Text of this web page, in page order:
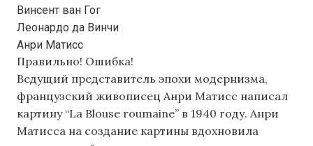
Винсент ван Гог
Леонардо да Винчи
Анри Матисс
Правильно! Ошибка!
Ведущий представитель эпохи модернизма,
французский живописец Анри Матисс написал
картину “La Blouse roumaine” в 1940 году. Анри
Матисса на создание картины вдохновила